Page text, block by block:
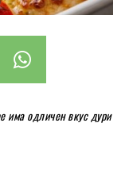
има одличен вкус дури